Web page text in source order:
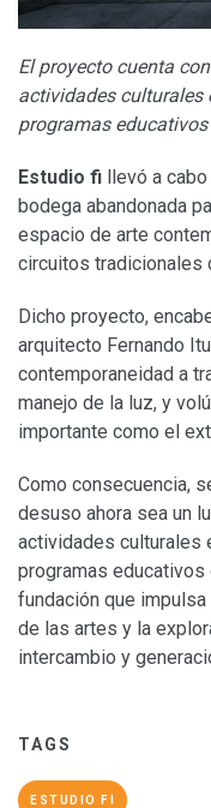
El proyecto cuenta
actividades culturales
programas
Estudio fi llevó a
bodega abandonada
espacio de arte
circuitos tradicionales
Dicho proyecto,
arquitecto Fernando
contemporaneidad a
manejo de la luz, y
importante como el
Como consecuencia,
desuso ahora sea un
actividades culturales
programas educativos
fundación que
de las artes y la
intercambio y
TAGS
ESTUDIO FI